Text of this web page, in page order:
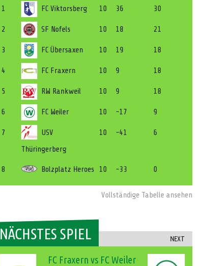
1 FC Viktorsberg 10 36 30
2 SF Nofels 10 18 21
3 FC Übersaxen 10 19 18
4 FC Fraxern 10 9 18
5 RW Rankweil 10 9 18
6 FC Weiler 10 -17 9
7
USV
Thüringerberg
10 -41 6
8 Bolzplatz Heroes 10 -33 0
Vollständige Tabelle ansehen
NEXT
NÄCHSTES SPIEL
FC Fraxern vs FC Weiler